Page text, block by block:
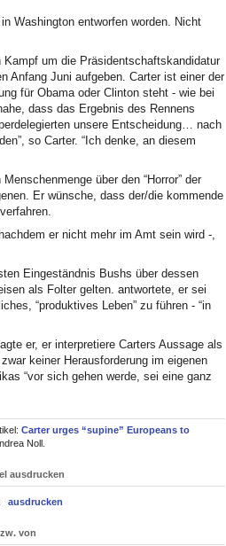
Washington entworfen worden. Nicht
um die Präsidentschaftskandidatur
Anfang Juni aufgeben. Carter ist einer der
für Obama oder Clinton steht - wie bei
dass das Ergebnis des Rennens
unsere Entscheidung… nach
so Carter. “Ich denke, an diesem
über den “Horror” der
Er wünsche, dass der/die kommende
er nicht mehr im Amt sein wird -,
Eingeständnis Bushs über dessen
als Folter gelten. antwortete, er sei
“produktives Leben” zu führen - “in
er, er interpretiere Carters Aussage als
keiner Herausforderung im eigenen
“vor sich gehen werde, sei eine ganz
Carter urges “supine” Europeans to
Noll.
ausdrucken
ausdrucken
von